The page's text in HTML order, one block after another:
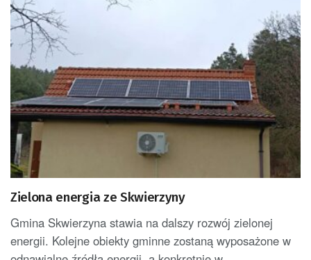
Zielona energia ze Skwierzyny
Gmina Skwierzyna stawia na dalszy rozwój zielonej
energii. Kolejne obiekty gminne zostaną wyposażone w